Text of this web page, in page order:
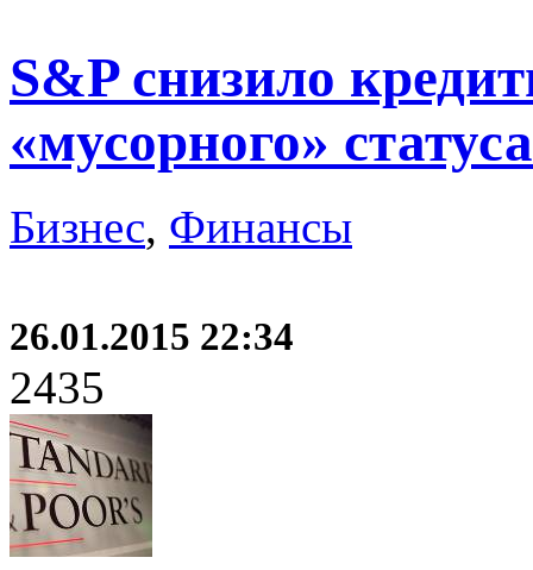
S&P снизило
«мусорного» статуса
Бизнес, Финансы
26.01.2015 22:34
2435